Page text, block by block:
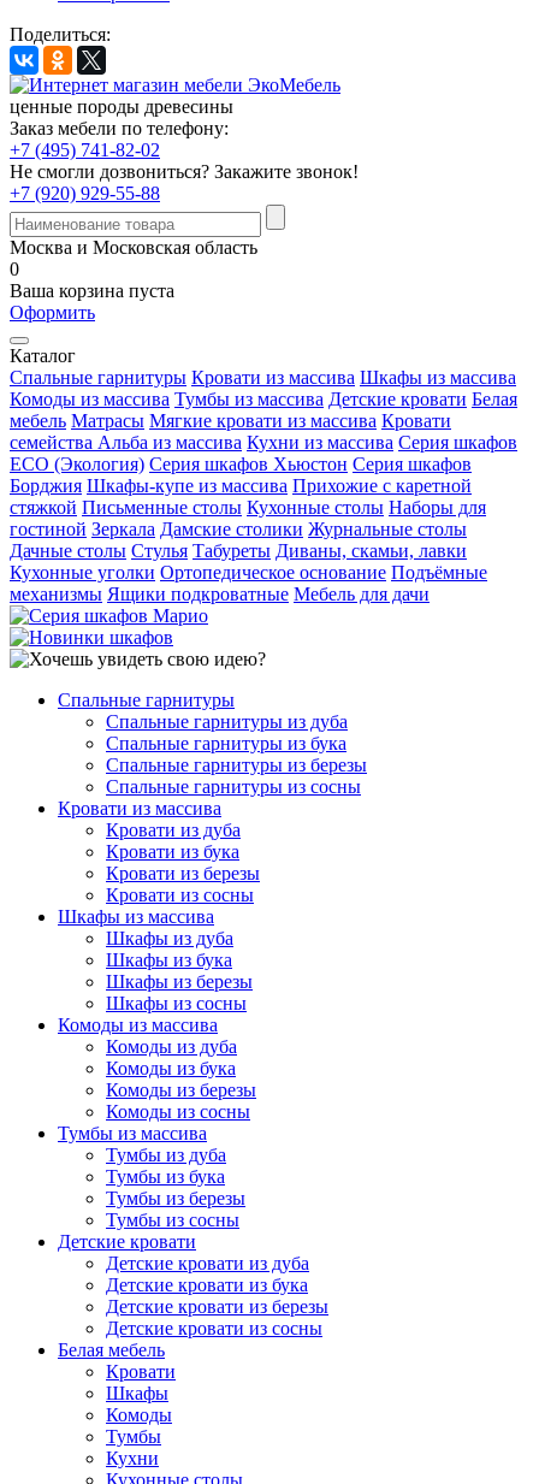
Поделиться:
ценные породы древесины
Заказ мебели по телефону:
+7 (495) 741-82-02
Не смогли дозвониться? Закажите звонок!
+7 (920) 929-55-88
Москва и Московская область
0
Ваша корзина пуста
Оформить
Каталог
Спальные гарнитуры Кровати из массива Шкафы из массива
Комоды из массива Тумбы из массива Детские кровати Белая
мебель Матрасы Мягкие кровати из массива Кровати
семейства Альба из массива Кухни из массива Серия шкафов
ECO (Экология) Серия шкафов Хьюстон Серия шкафов
Борджия Шкафы-купе из массива Прихожие с каретной
стяжкой Письменные столы Кухонные столы Наборы для
гостиной Зеркала Дамские столики Журнальные столы
Дачные столы Стулья Табуреты Диваны, скамьи, лавки
Кухонные уголки Ортопедическое основание Подъёмные
механизмы Ящики подкроватные Мебель для дачи
Спальные гарнитуры
Спальные гарнитуры из дуба
Спальные гарнитуры из бука
Спальные гарнитуры из березы
Спальные гарнитуры из сосны
Кровати из массива
Кровати из дуба
Кровати из бука
Кровати из березы
Кровати из сосны
Шкафы из массива
Шкафы из дуба
Шкафы из бука
Шкафы из березы
Шкафы из сосны
Комоды из массива
Комоды из дуба
Комоды из бука
Комоды из березы
Комоды из сосны
Тумбы из массива
Тумбы из дуба
Тумбы из бука
Тумбы из березы
Тумбы из сосны
Детские кровати
Детские кровати из дуба
Детские кровати из бука
Детские кровати из березы
Детские кровати из сосны
Белая мебель
Кровати
Шкафы
Комоды
Тумбы
Кухни
Кухонные столы